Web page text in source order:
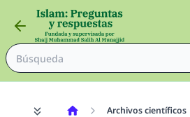
Archivos científicos